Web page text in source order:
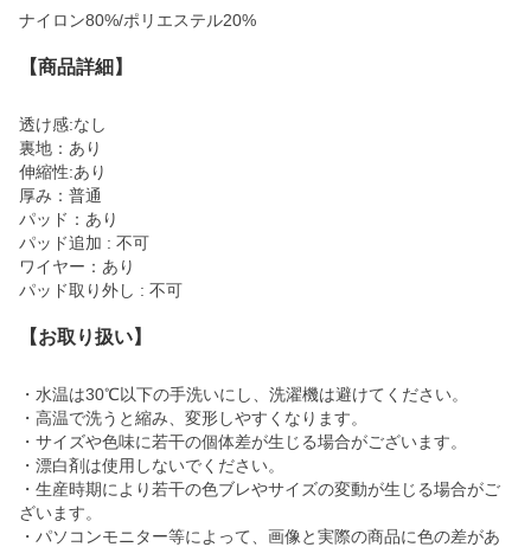
ナイロン80%/ポリエステル20%
【商品詳細】
透け感:なし
裏地：あり
伸縮性:あり
厚み：普通
パッド：あり
パッド追加 : 不可
ワイヤー：あり
パッド取り外し : 不可
【お取り扱い】
・水温は30℃以下の手洗いにし、洗濯機は避けてください。
・高温で洗うと縮み、変形しやすくなります。
・サイズや色味に若干の個体差が生じる場合がございます。
・漂白剤は使用しないでください。
・生産時期により若干の色ブレやサイズの変動が生じる場合がご
ざいます。
・パソコンモニター等によって、画像と実際の商品に色の差があ